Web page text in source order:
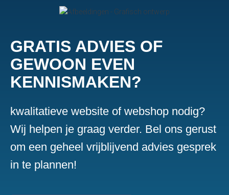
GRATIS ADVIES OF
GEWOON EVEN
KENNISMAKEN?
kwalitatieve website of webshop nodig?
Wij helpen je graag verder. Bel ons gerust
om een geheel vrijblijvend advies gesprek
in te plannen!